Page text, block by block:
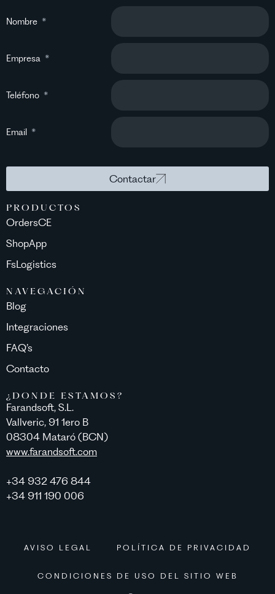
Nombre
Empresa
Teléfono
Email
Contactar
PRODUCTOS
OrdersCE
ShopApp
FsLogistics
NAVEGACIÓN
Blog
Integraciones
FAQ’s
Contacto
¿DONDE ESTAMOS?
Farandsoft, S.L.
Vallveric, 91 1ero B
08304 Mataró (BCN)
www.farandsoft.com
+34 932 476 844
+34 911 190 006
AVISO LEGAL POLÍTICA DE PRIVACIDAD
CONDICIONES DE USO DEL SITIO WEB